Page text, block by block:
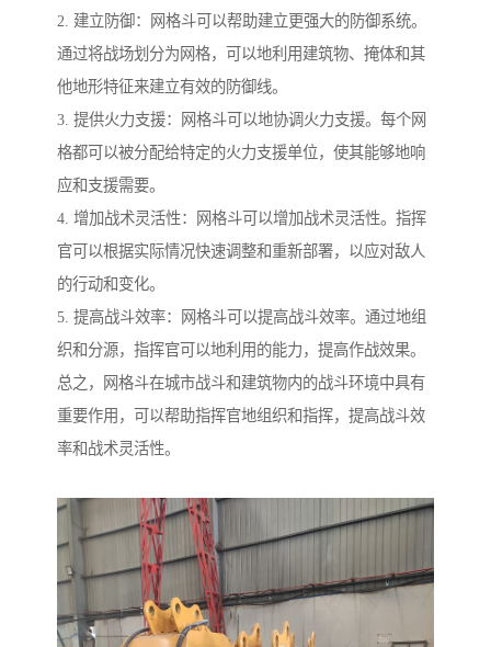
2. 建立防御：网格斗可以帮助建立更强大的防御系统。
通过将战场划分为网格，可以地利用建筑物、掩体和其
他地形特征来建立有效的防御线。
3. 提供火力支援：网格斗可以地协调火力支援。每个网
格都可以被分配给特定的火力支援单位，使其能够地响
应和支援需要。
4. 增加战术灵活性：网格斗可以增加战术灵活性。指挥
官可以根据实际情况快速调整和重新部署，以应对敌人
的行动和变化。
5. 提高战斗效率：网格斗可以提高战斗效率。通过地组
织和分源，指挥官可以地利用的能力，提高作战效果。
总之，网格斗在城市战斗和建筑物内的战斗环境中具有
重要作用，可以帮助指挥官地组织和指挥，提高战斗效
率和战术灵活性。